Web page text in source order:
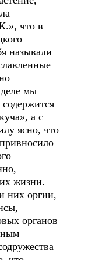
что в
называли
мы
а с
ясно, что
жизни.
них оргии,
органов